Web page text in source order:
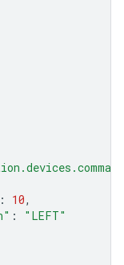
: 10,
:
"LEFT"